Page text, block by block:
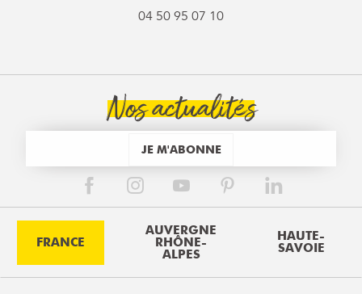
04 50 95 07 10
Nos actualités
JE M'ABONNE
FRANCE
AUVERGNE
RHÔNE-
ALPES
HAUTE-
SAVOIE